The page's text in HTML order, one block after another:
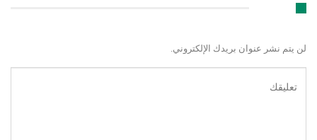
لن يتم نشر عنوان بريدك الإلكتروني.